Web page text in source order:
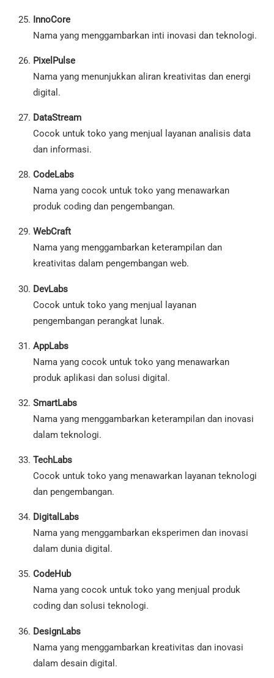
InnoCore
Nama yang menggambarkan inti inovasi dan teknologi.
PixelPulse
Nama yang menunjukkan aliran kreativitas dan energi
digital.
DataStream
Cocok untuk toko yang menjual layanan analisis data
dan informasi.
CodeLabs
Nama yang cocok untuk toko yang menawarkan
produk coding dan pengembangan.
WebCraft
Nama yang menggambarkan keterampilan dan
kreativitas dalam pengembangan web.
DevLabs
Cocok untuk toko yang menjual layanan
pengembangan perangkat lunak.
AppLabs
Nama yang cocok untuk toko yang menawarkan
produk aplikasi dan solusi digital.
SmartLabs
Nama yang menggambarkan keterampilan dan inovasi
dalam teknologi.
TechLabs
Cocok untuk toko yang menawarkan layanan teknologi
dan pengembangan.
DigitalLabs
Nama yang menggambarkan eksperimen dan inovasi
dalam dunia digital.
CodeHub
Nama yang cocok untuk toko yang menjual produk
coding dan solusi teknologi.
DesignLabs
Nama yang menggambarkan kreativitas dan inovasi
dalam desain digital.